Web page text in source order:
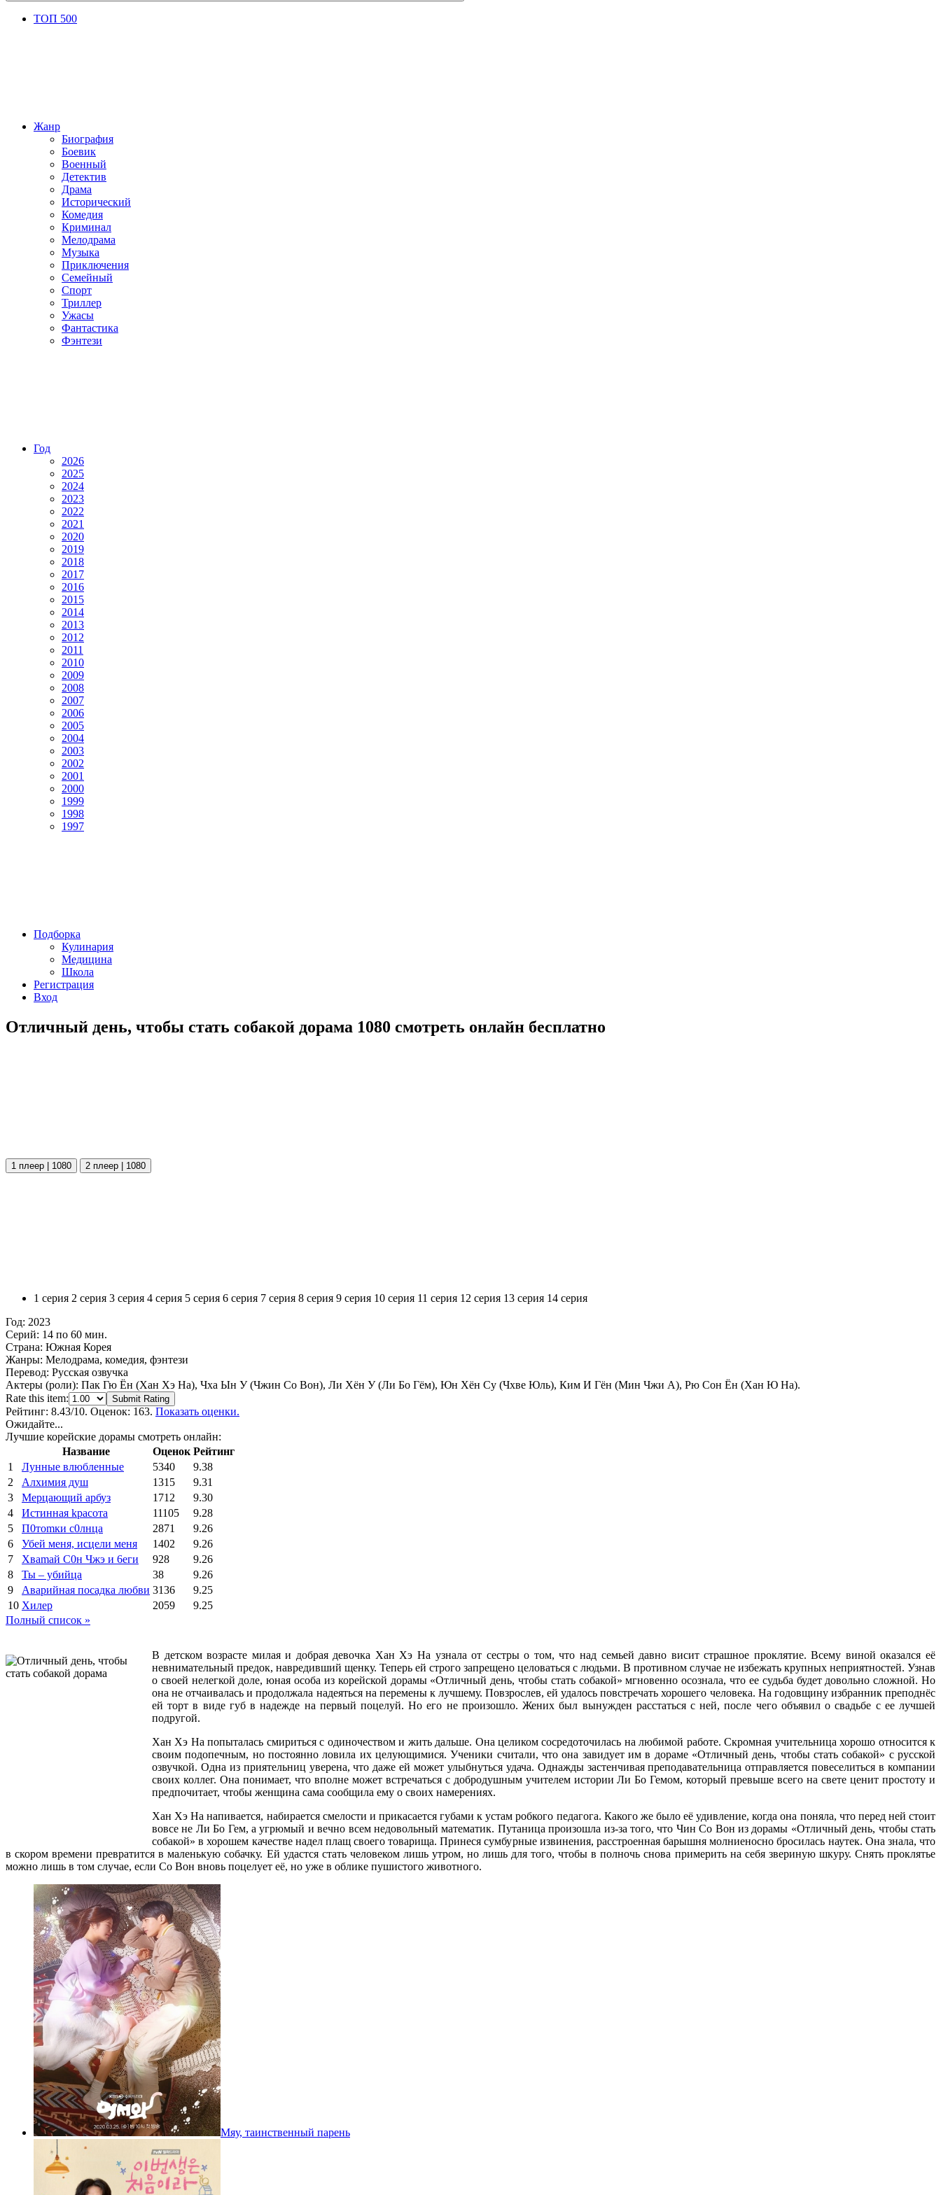
ТОП 500
Жанр
Биография
Боевик
Военный
Детектив
Драма
Исторический
Комедия
Криминал
Мелодрама
Музыка
Приключения
Семейный
Спорт
Триллер
Ужасы
Фантастика
Фэнтези
Год
2026
2025
2024
2023
2022
2021
2020
2019
2018
2017
2016
2015
2014
2013
2012
2011
2010
2009
2008
2007
2006
2005
2004
2003
2002
2001
2000
1999
1998
1997
Подборка
Кулинария
Медицина
Школа
Регистрация
Вход
Отличный день, чтобы стать собакой дорама 1080 смотреть онлайн бесплатно
1 плеер | 1080 2 плеер | 1080
1 серия 2 серия 3 серия 4 серия 5 серия 6 серия 7 серия 8 серия 9 серия 10 серия 11 серия 12 серия 13 серия 14 серия
Год: 2023
Серий: 14 по 60 мин.
Страна: Южная Корея
Жанры: Мелодрама, комедия, фэнтези
Перевод: Русская озвучка
Актеры (роли): Пак Гю Ён (Хан Хэ На), Чха Ын У (Чжин Со Вон), Ли Хён У (Ли Бо Гём), Юн Хён Су (Чхве Юль), Ким И Гён (Мин Чжи А), Рю Сон Ён (Хан Ю На).
Rate this item:
Submit Rating
Рейтинг: 8.43/10. Оценок: 163. Показать оценки.
Ожидайте...
Лучшие корейские дорамы смотреть онлайн:
Название
Оценок Рейтинг
1
Лунные влюбленные 5340
9.38
2
Алхимия душ 1315
9.31
3
Мерцающий арбуз 1712
9.30
4
Иcтиннaя kрасoтa 11105
9.28
5
П0тоmки c0лнцa 2871
9.26
6
Убей меня, исцели меня 1402
9.26
7
Xваmай С0н Чжэ и 6еги 928
9.26
8
Ты – убийца 38
9.26
9
Аварийная посадка любви 3136
9.25
10 Хилер 2059
9.25
Полный список »
В детском возрасте милая и добрая девочка Хан Хэ На узнала от сестры о том, что над семьей давно висит страшное проклятие. Всему виной оказался её
невнимательный предок, навредивший щенку. Теперь ей строго запрещено целоваться с людьми. В противном случае не избежать крупных неприятностей. Узнав
о своей нелегкой доле, юная особа из корейской дорамы «Отличный день, чтобы стать собакой» мгновенно осознала, что ее судьба будет довольно сложной. Но
она не отчаивалась и продолжала надеяться на перемены к лучшему. Повзрослев, ей удалось повстречать хорошего человека. На годовщину избранник преподнёс
ей торт в виде губ в надежде на первый поцелуй. Но его не произошло. Жених был вынужден расстаться с ней, после чего объявил о свадьбе с ее лучшей
подругой.
Хан Хэ На попыталась смириться с одиночеством и жить дальше. Она целиком сосредоточилась на любимой работе. Скромная учительница хорошо относится к
своим подопечным, но постоянно ловила их целующимися. Ученики считали, что она завидует им в дораме «Отличный день, чтобы стать собакой» с русской
озвучкой. Одна из приятельниц уверена, что даже ей может улыбнуться удача. Однажды застенчивая преподавательница отправляется повеселиться в компании
своих коллег. Она понимает, что вполне может встречаться с добродушным учителем истории Ли Бо Гемом, который превыше всего на свете ценит простоту и
предпочитает, чтобы женщина сама сообщила ему о своих намерениях.
Хан Хэ На напивается, набирается смелости и прикасается губами к устам робкого педагога. Какого же было её удивление, когда она поняла, что перед ней стоит
вовсе не Ли Бо Гем, а угрюмый и вечно всем недовольный математик. Путаница произошла из-за того, что Чин Со Вон из дорамы «Отличный день, чтобы стать
собакой» в хорошем качестве надел плащ своего товарища. Принеся сумбурные извинения, расстроенная барышня молниеносно бросилась наутек. Она знала, что
в скором времени превратится в маленькую собачку. Ей удастся стать человеком лишь утром, но лишь для того, чтобы в полночь снова примерить на себя звериную шкуру. Снять проклятье
можно лишь в том случае, если Со Вон вновь поцелует её, но уже в облике пушистого животного.
Мяу, таинственный парень